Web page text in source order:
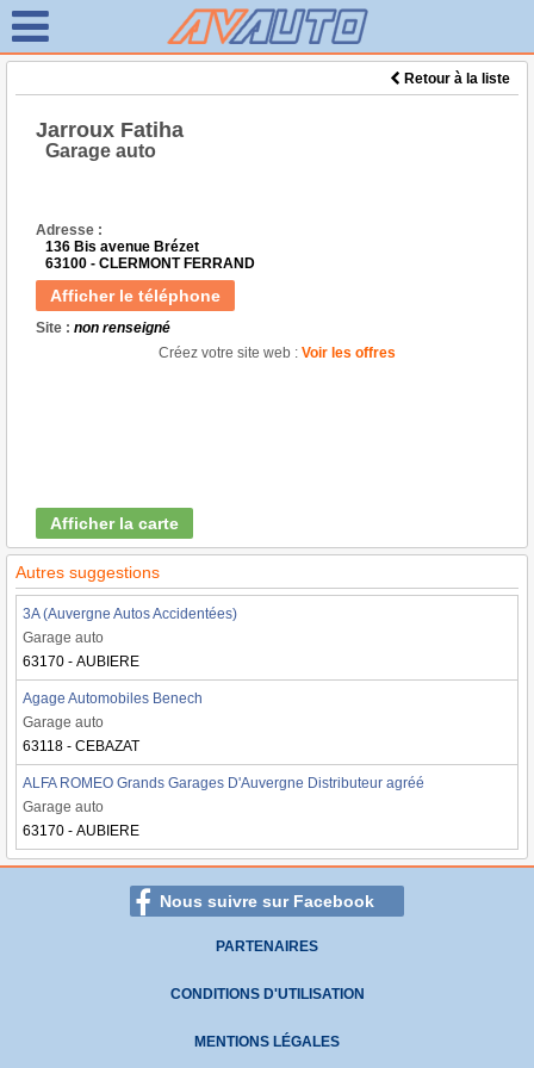
Retour à la liste
Jarroux Fatiha
Garage auto
Adresse :
136 Bis avenue Brézet
63100 - CLERMONT FERRAND
Afficher le téléphone
Site : non renseigné
Créez votre site web : Voir les offres
Afficher la carte
Autres suggestions
3A (Auvergne Autos Accidentées)
Garage auto
63170 - AUBIERE
Agage Automobiles Benech
Garage auto
63118 - CEBAZAT
ALFA ROMEO Grands Garages D'Auvergne Distributeur agréé
Garage auto
63170 - AUBIERE
Nous suivre sur Facebook
PARTENAIRES
CONDITIONS D'UTILISATION
MENTIONS LÉGALES